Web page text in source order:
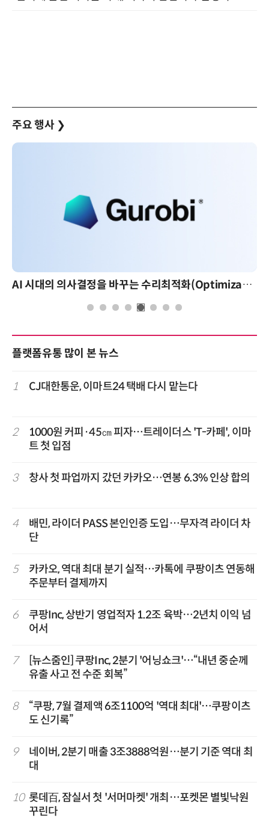
주요 행사 ❯
AI 시대의 의사결정을 바꾸는 수리최적화(Optimization): 실제 산업 적용 사례와 활용 전략
플랫폼유통 많이 본 뉴스
1 CJ대한통운, 이마트24 택배 다시 맡는다
2
1000원 커피·45㎝ 피자…트레이더스 'T-카페', 이마
트 첫 입점
3 창사 첫 파업까지 갔던 카카오…연봉 6.3% 인상 합의
4
배민, 라이더 PASS 본인인증 도입…무자격 라이더 차
단
5
카카오, 역대 최대 분기 실적…카톡에 쿠팡이츠 연동해
주문부터 결제까지
6
쿠팡Inc, 상반기 영업적자 1.2조 육박…2년치 이익 넘
어서
7
[뉴스줌인] 쿠팡Inc, 2분기 '어닝쇼크'…“내년 중순께
유출 사고 전 수준 회복”
8
“쿠팡, 7월 결제액 6조1100억 '역대 최대'…쿠팡이츠
도 신기록”
9
네이버, 2분기 매출 3조3888억원…분기 기준 역대 최
대
10 롯데百, 잠실서 첫 '서머마켓' 개최…포켓몬 별빛낙원
꾸린다